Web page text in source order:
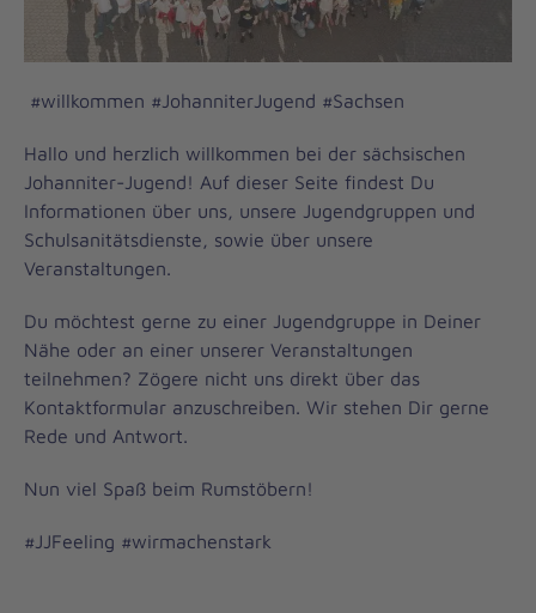
#willkommen #JohanniterJugend #Sachsen
Hallo und herzlich willkommen bei der sächsischen
Johanniter-Jugend! Auf dieser Seite findest Du
Informationen über uns, unsere Jugendgruppen und
Schulsanitätsdienste, sowie über unsere
Veranstaltungen.
Du möchtest gerne zu einer Jugendgruppe in Deiner
Nähe oder an einer unserer Veranstaltungen
teilnehmen? Zögere nicht uns direkt über das
Kontaktformular anzuschreiben. Wir stehen Dir gerne
Rede und Antwort.
Nun viel Spaß beim Rumstöbern!
#JJFeeling #wirmachenstark